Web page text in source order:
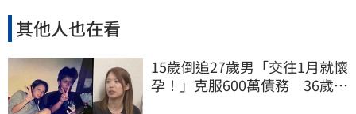
其他人也在看
15歲倒追27歲男「交往1月就懷
孕！」克服600萬債務 36歲美